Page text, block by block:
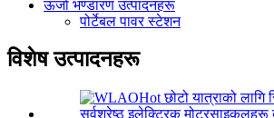
ऊर्जा भण्डारण उत्पादनहरू
पोर्टेबल पावर स्टेशन
विशेष उत्पादनहरू